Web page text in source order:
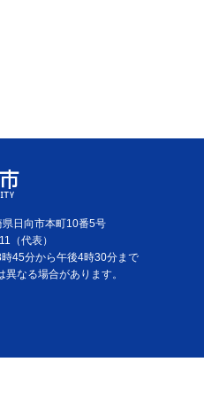
日向市本町10番5号
（代表）
45分から午後4時30分まで
なる場合があります。